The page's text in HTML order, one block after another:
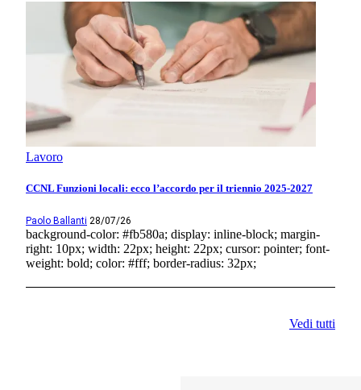
Lavoro
CCNL Funzioni locali: ecco l’accordo per il triennio 2025-2027
Paolo Ballanti 28/07/26
background-color: #fb580a; display: inline-block; margin-
right: 10px; width: 22px; height: 22px; cursor: pointer; font-
weight: bold; color: #fff; border-radius: 32px;
Vedi tutti